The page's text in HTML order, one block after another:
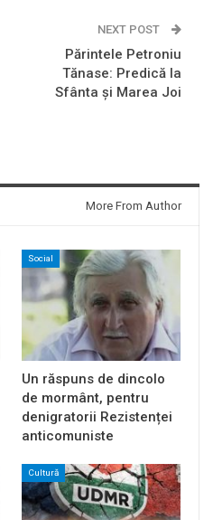
NEXT POST
Părintele Petroniu
Tănase: Predică la
Sfânta și Marea Joi
More From Author
Social
Un răspuns de dincolo
de mormânt, pentru
denigratorii Rezistenței
anticomuniste
Cultură